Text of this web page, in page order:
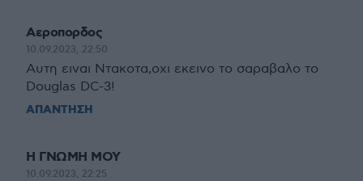
Αεροπορδος
10.09.2023, 22:50
Αυτη ειναι Ντακοτα,οχι εκεινο το σαραβαλο το
Douglas DC-3!
ΑΠΑΝΤΗΣΗ
Η ΓΝΩΜΗ ΜΟΥ
10.09.2023, 22:25